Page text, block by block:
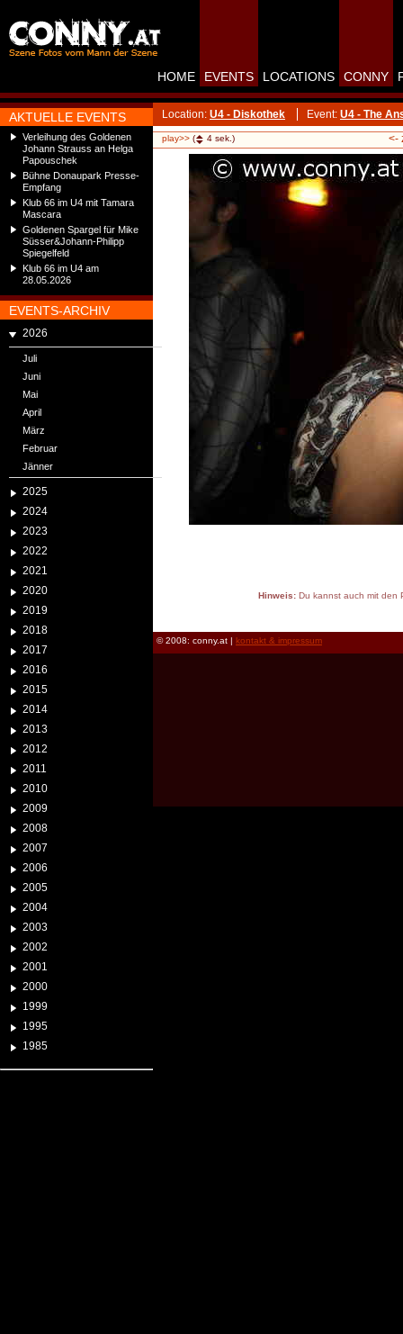
AKTUELLE EVENTS
Verleihung des Goldenen
Johann Strauss an Helga
Papouschek
Bühne Donaupark Presse-
Empfang
Klub 66 im U4 mit Tamara
Mascara
Goldenen Spargel für Mike
Süsser&Johann-Philipp
Spiegelfeld
Klub 66 im U4 am
28.05.2026
EVENTS-ARCHIV
2026
Juli
Juni
Mai
April
März
Februar
Jänner
2025
2024
2023
2022
2021
2020
2019
2018
2017
2016
2015
2014
2013
2012
2011
2010
2009
2008
2007
2006
2005
2004
2003
2002
2001
2000
1999
1995
1985
HOME EVENTS LOCATIONS CONNY
Location: U4 - Diskothek Event: U4 - The
play>> ( 4 sek.) <-
Hinweis:Du kannst auch mit den
© 2008: conny.at | kontakt & impressum